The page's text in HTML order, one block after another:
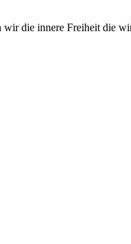
die innere Freiheit die